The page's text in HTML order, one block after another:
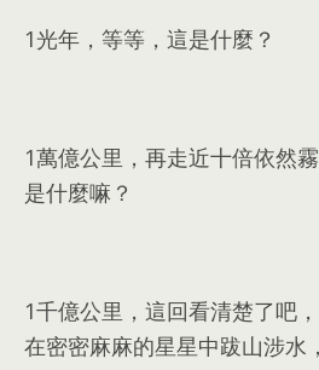
1光年 ， 等等 ， 這是什麼？
1萬億公里 ， 再走近十倍依然
是什麼嘛？
1千億公里 ， 這回看清楚了吧 ，
在密密麻麻的星星中跋山涉水 ，